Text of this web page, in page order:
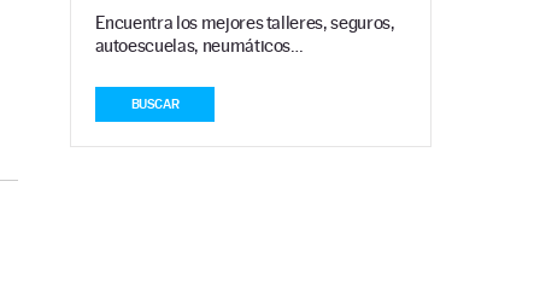
Encuentra los mejores talleres, seguros,
autoescuelas, neumáticos…
BUSCAR